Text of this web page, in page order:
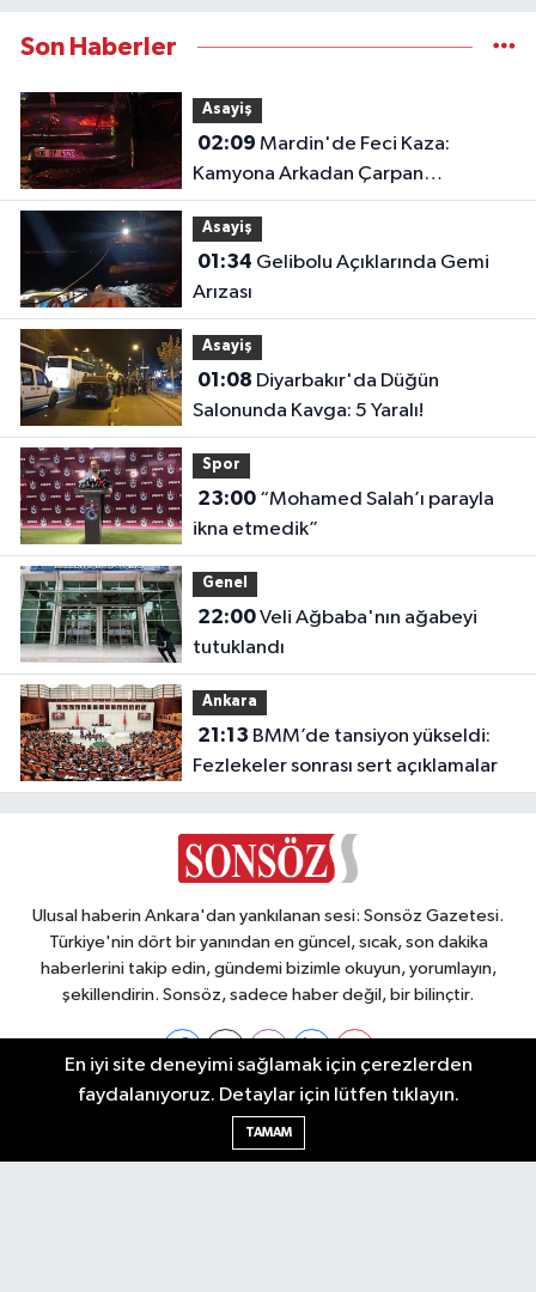
Son Haberler
Asayiş
02:09
Kamyona Arkadan Çarpan
Otomobilde 1 Ölü, 2 Ağır Yaralı
Asayiş
01:34
Arızası
Asayiş
01:08
Salonunda Kavga: 5 Yaralı!
Spor
23:00“Mohamed Salah’ı parayla
ikna etmedik”
Genel
22:00Veli Ağbaba'nın ağabeyi
tutuklandı
Ankara
21:13
Fezlekeler sonrası sert açıklamalar
Ulusal haberin Ankara'dan yankılanan sesi: Sonsöz Gazetesi.
Türkiye'nin dört bir yanından en güncel, sıcak, son dakika
haberlerini takip edin, gündemi bizimle okuyun, yorumlayın,
şekillendirin. Sonsöz, sadece haber değil, bir bilinçtir.
Ankara Nöbetçi Eczaneler
En iyi site deneyimi sağlamak için çerezlerden
faydalanıyoruz. Detaylar için lütfen tıklayın.
TAMAM